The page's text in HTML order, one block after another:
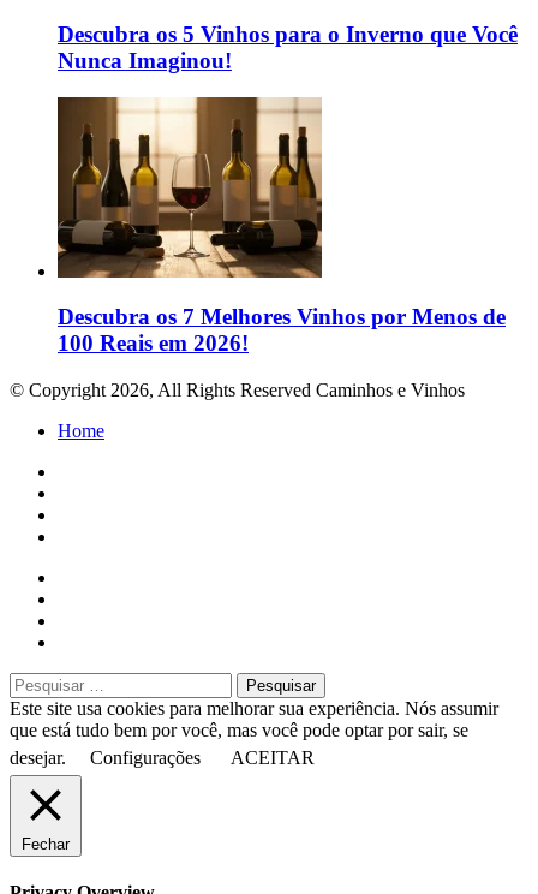
Descubra os 5 Vinhos para o Inverno que Você
Nunca Imaginou!
Descubra os 7 Melhores Vinhos por Menos de
100 Reais em 2026!
© Copyright 2026, All Rights Reserved Caminhos e Vinhos
Home
Close
Pesquisar
por:
Este site usa cookies para melhorar sua experiência. Nós assumir
que está tudo bem por você, mas você pode optar por sair, se
desejar.
Configurações ACEITAR
Fechar